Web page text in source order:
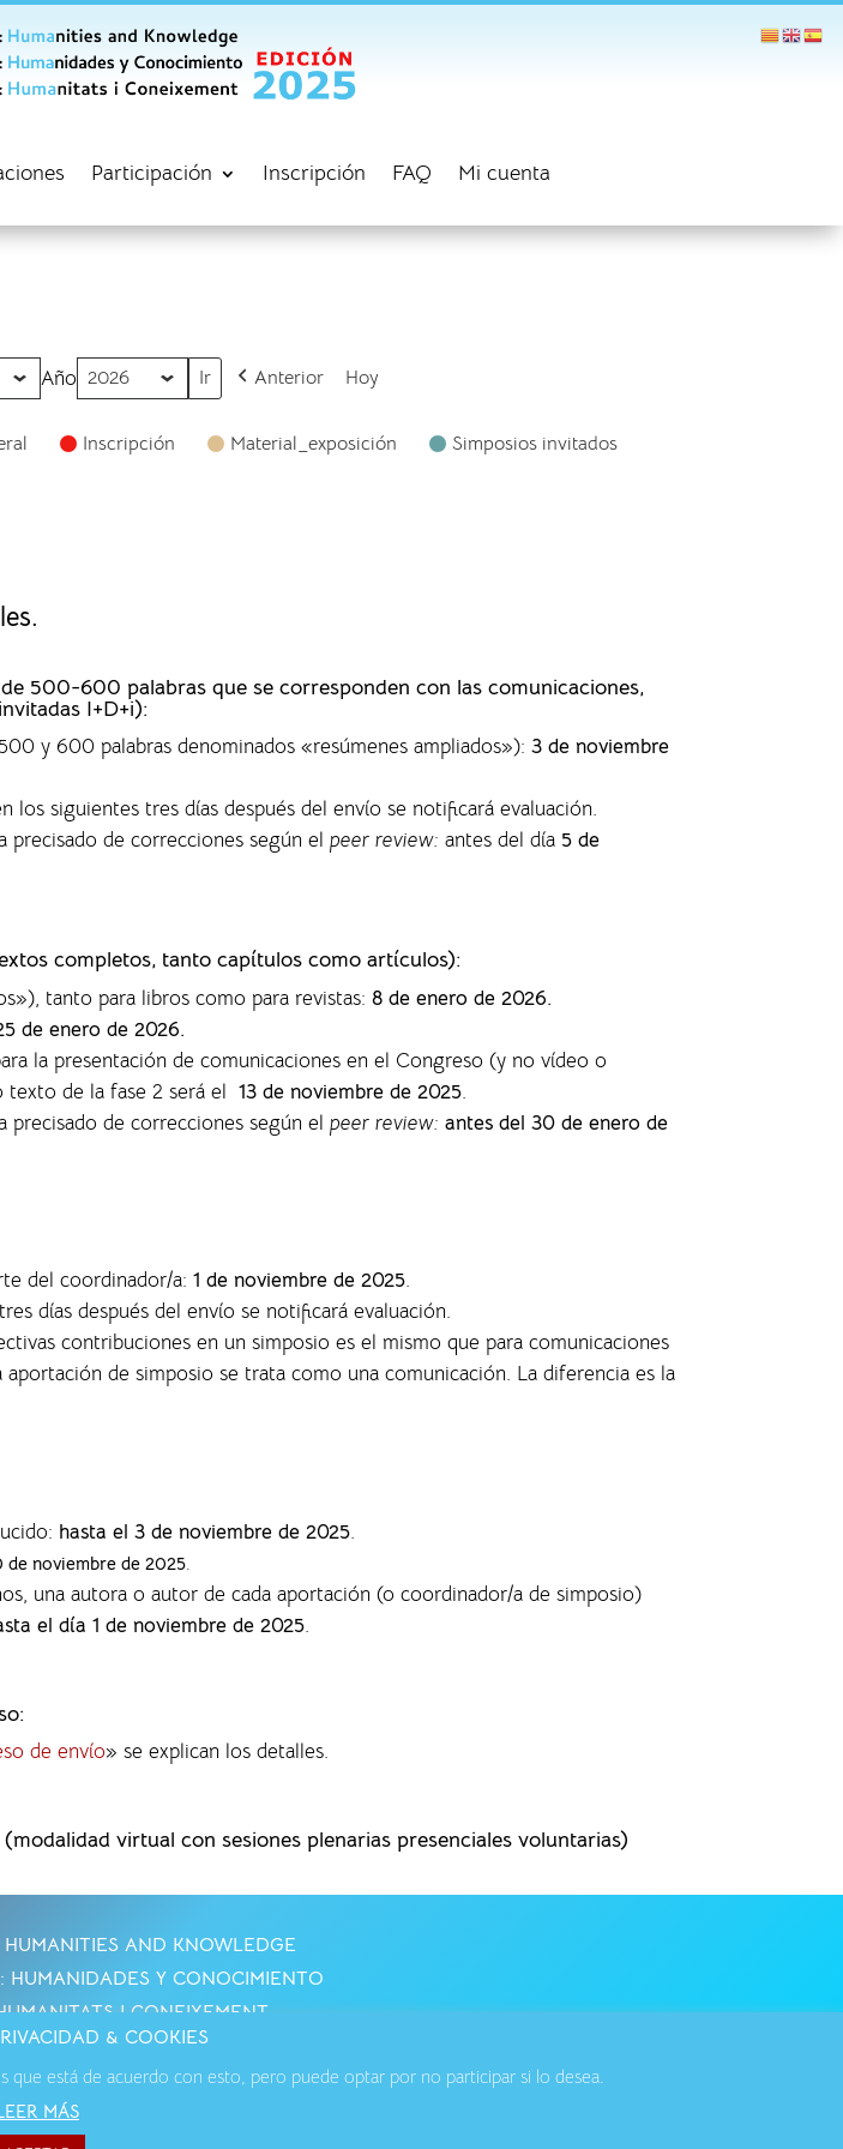
Participación Inscripción FAQ Mi cuenta
Año Anterior Hoy
Inscripción Material_exposición
Simposios invitados
500-600 palabras que se corresponden con las comunicaciones,
I+D+i):
y 600 palabras denominados «resúmenes ampliados»): 3 de noviembre
los siguientes tres días después del envío se notificará evaluación.
precisado de correcciones según elpeer review: antes del día 5 de
completos, tanto capítulos como artículos):
tanto para libros como para revistas:8 de enero de 2026.
de enero de 2026.
la presentación de comunicaciones en el Congreso (y no vídeo o
de la fase 2 será el 13 de noviembre de 2025.
precisado de correcciones según elpeer review: antes del 30 de enero de
del coordinador/a:1 de noviembre de 2025.
días después del envío se notificará evaluación.
contribuciones en un simposio es el mismo que para comunicaciones
de simposio se trata como una comunicación. La diferencia es la
hasta el 3 de noviembre de 2025.
de noviembre de 2025.
una autora o autor de cada aportación (o coordinador/a de simposio)
el día 1 de noviembre de 2025.
de envío» se explican los detalles.
virtual con sesiones plenarias presenciales voluntarias)
AND KNOWLEDGE
HUMANIDADES Y CONOCIMIENTO
I CONEIXEMENT
· Política de Privacidad·Contactar
& COOKIES
está de acuerdo con esto, pero puede optar por no participar si lo desea.
MÁS